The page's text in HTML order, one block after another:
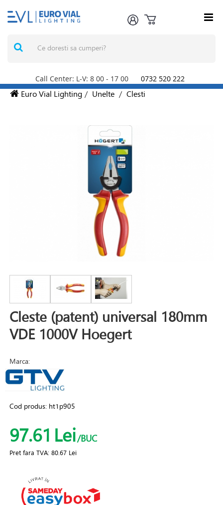
Call Center: L-V: 8 00 - 17 00 0732 520 222
Euro Vial Lighting / Unelte / Clesti
Cleste (patent) universal 180mm
VDE 1000V Hoegert
Marca:
Cod produs: ht1p905
97.61Lei/BUC
Pret fara TVA:80.67 Lei